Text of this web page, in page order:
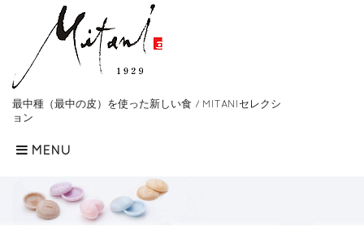
最中種（最中の皮）を使った新しい食 / MITANIセレクシ
ョン
MENU